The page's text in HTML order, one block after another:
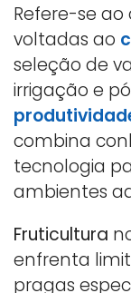
Refere-se
voltadas ao
seleção de
irrigação e
combina
tecnologia
ambientes
Fruticultura
enfrenta
pragas